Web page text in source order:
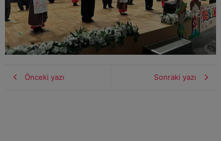
Önceki yazı Sonraki yazı